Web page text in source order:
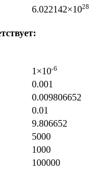
6.022142×1028
1×10-6
0.001
0.009806652
0.01
9.806652
5000
1000
100000